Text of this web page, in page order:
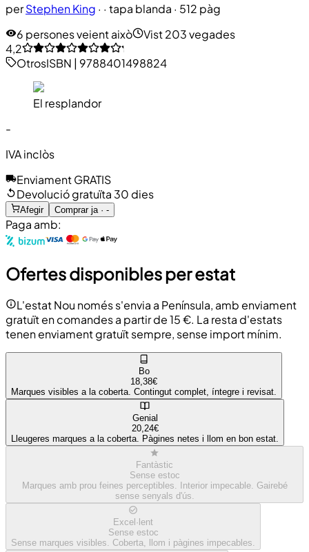
perStephen King · · tapa blanda · 512 pàg
6 persones veient això
Vist 203 vegades
4,2
OtrosISBN | 9788401498824
El resplandor
-
IVA inclòs
Enviament GRATIS
Devolució gratuïta 30 dies
Afegir Comprar ja · -
Paga amb:
Ofertes disponibles per estat
L'estat Nou només s'envia a Península, amb enviament
gratuït en comandes a partir de 15 €. La resta d'estats
tenen enviament gratuït sempre, sense import mínim.
Bo
18,38€
Marques visibles a la coberta. Contingut complet, íntegre i revisat.
Genial
20,24€
Lleugeres marques a la coberta. Pàgines netes i llom en bon estat.
Fantàstic
Sense estoc
Marques amb prou feines perceptibles. Interior impecable. Gairebé
sense senyals d'ús.
Excel·lent
Sense estoc
Sense marques visibles. Coberta, llom i pàgines impecables.